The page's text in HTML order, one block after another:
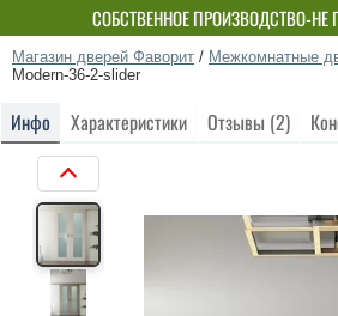
СОБСТВЕННОЕ ПРОИЗВОДСТВО-НЕ
Магазин дверей Фаворит / Межкомнатные
Modern-36-2-slider
Инфо Характеристики Отзывы (2)